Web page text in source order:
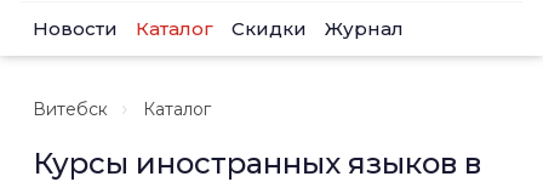
Новости Каталог Скидки Журнал
Витебск Каталог
Курсы иностранных языков в